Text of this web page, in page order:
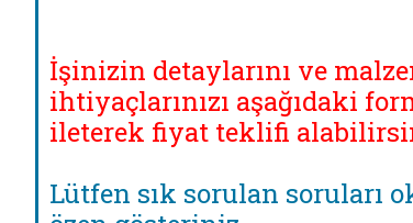
İşinizin detaylarını ve
ihtiyaçlarınızı aşağıdaki
ileterek fiyat teklifi
Lütfen sık sorulan soruları